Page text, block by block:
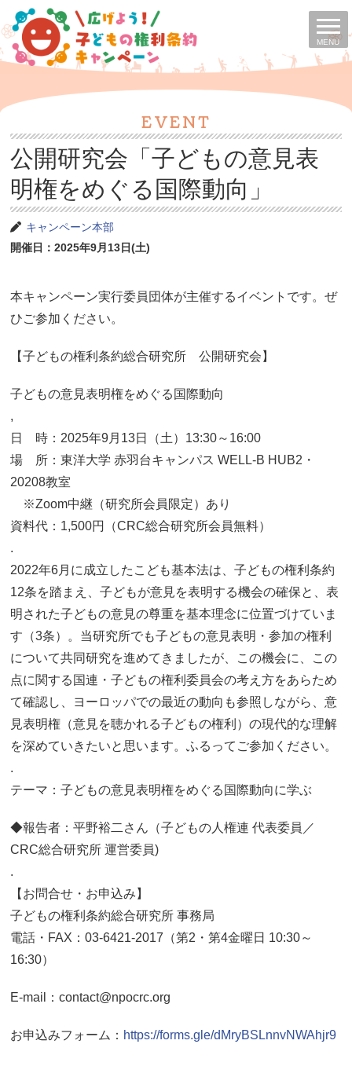
MENU
EVENT
公開研究会「子どもの意見表
明権をめぐる国際動向」
キャンペーン本部
開催日：2025年9月13日(土)
本キャンペーン実行委員団体が主催するイベントです。ぜ
ひご参加ください。
【子どもの権利条約総合研究所 公開研究会】
子どもの意見表明権をめぐる国際動向
,
日 時：2025年9月13日（土）13:30～16:00
場 所：東洋大学 赤羽台キャンパス WELL-B HUB2・
20208教室
※Zoom中継（研究所会員限定）あり
資料代：1,500円（CRC総合研究所会員無料）
.
2022年6月に成立したこども基本法は、子どもの権利条約
12条を踏まえ、子どもが意見を表明する機会の確保と、表
明された子どもの意見の尊重を基本理念に位置づけていま
す（3条）。当研究所でも子どもの意見表明・参加の権利
について共同研究を進めてきましたが、この機会に、この
点に関する国連・子どもの権利委員会の考え方をあらため
て確認し、ヨーロッパでの最近の動向も参照しながら、意
見表明権（意見を聴かれる子どもの権利）の現代的な理解
を深めていきたいと思います。ふるってご参加ください。
.
テーマ：子どもの意見表明権をめぐる国際動向に学ぶ
◆報告者：平野裕二さん（子どもの人権連 代表委員／
CRC総合研究所 運営委員)
.
【お問合せ・お申込み】
子どもの権利条約総合研究所 事務局
電話・FAX：03-6421-2017（第2・第4金曜日 10:30～
16:30）
E-mail：contact@npocrc.org
お申込みフォーム： https://forms.gle/dMryBSLnnvNWAhjr9